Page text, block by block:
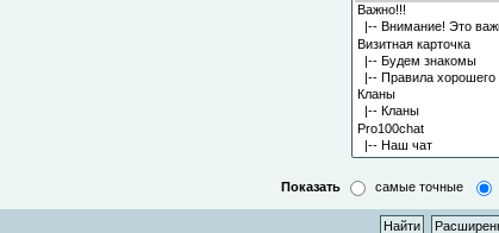
Показать самые точные